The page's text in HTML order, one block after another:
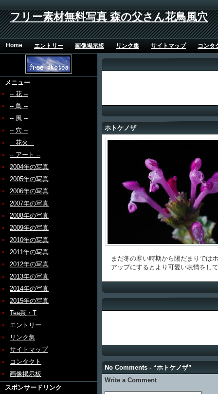
フリー素材無料写真 森の父さん花鳥風穴
Home エントリー 画像掲示板 リンク集 サイトマップ コンタ
メニュー
-- 花 --
-- 鳥 --
-- 風 --
-- 穴 --
-- 花火 --
-- アート --
2004年の写真
2005年の写真
2006年の写真
2007年の写真
2008年の写真
2009年の写真
2010年の写真
2011年の写真
2012年の写真
2013年の写真
2014年の写真
2015年の写真
Tea茶・T
エントリー
リンク集
サイトマップ
コンタクト
画像掲示板
スポンサードリンク
ホトケノザ
まだ冬の寒い時期から陽だまりでは
アップにするとより可愛い表情をし
No Comments - “ホトケノザ”
Write a Comment